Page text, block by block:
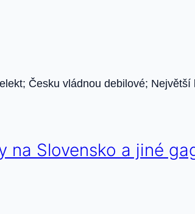
Česku vládnou debilové;
na Slovensko a jiné